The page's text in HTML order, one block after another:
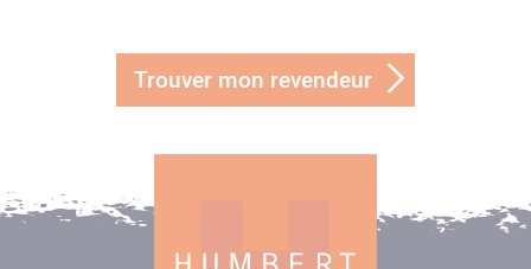
Trouver mon revendeur